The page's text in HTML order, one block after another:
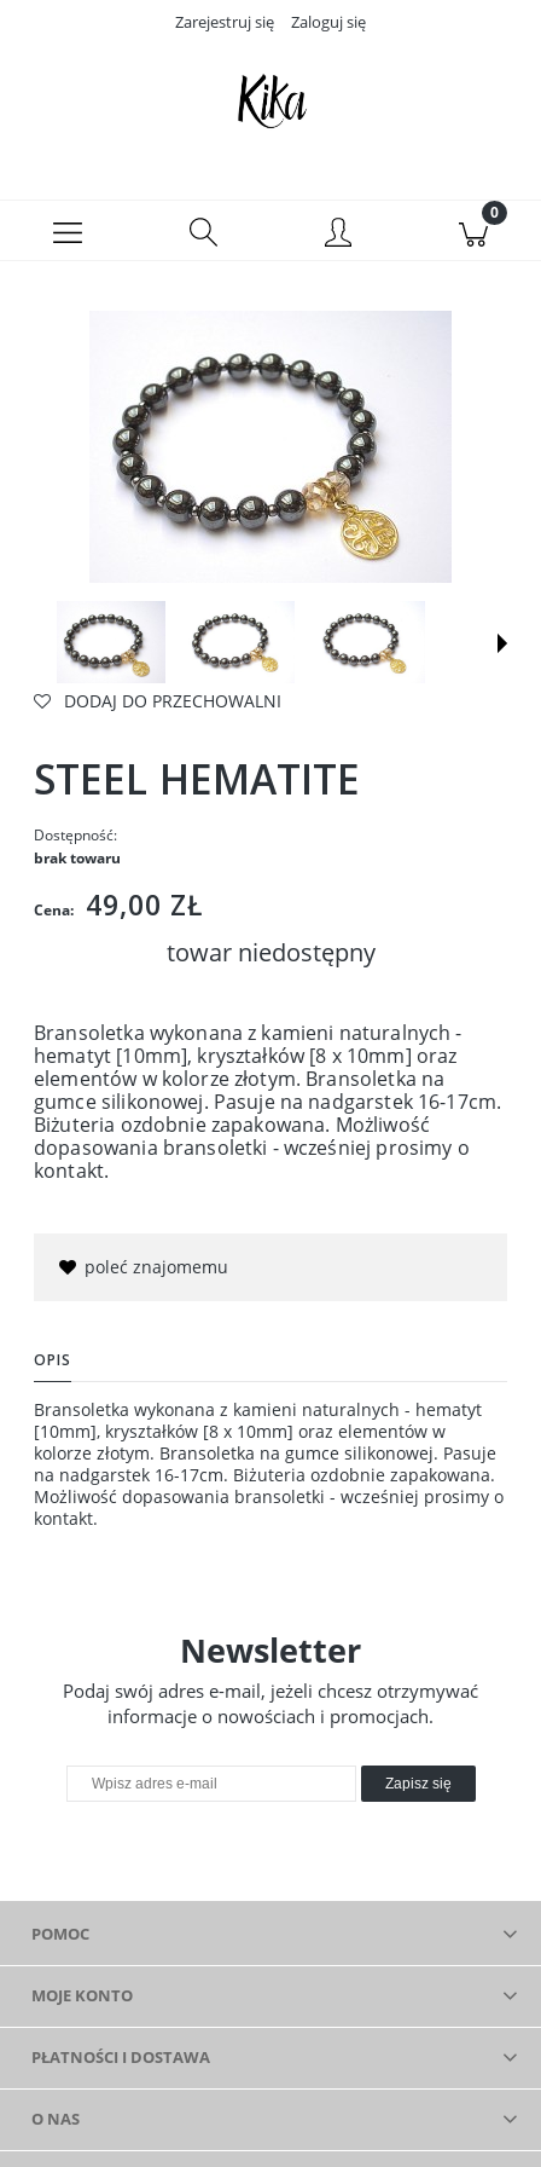
Zarejestruj się Zaloguj się
DODAJ DO PRZECHOWALNI
STEEL HEMATITE
Dostępność:
brak towaru
Cena: 49,00 ZŁ
towar niedostępny
Bransoletka wykonana z kamieni naturalnych -
hematyt [10mm], kryształków [8 x 10mm] oraz
elementów w kolorze złotym. Bransoletka na
gumce silikonowej. Pasuje na nadgarstek 16-17cm.
Biżuteria ozdobnie zapakowana. Możliwość
dopasowania bransoletki - wcześniej prosimy o
kontakt.
poleć znajomemu
OPIS
Bransoletka wykonana z kamieni naturalnych - hematyt
[10mm], kryształków [8 x 10mm] oraz elementów w
kolorze złotym. Bransoletka na gumce silikonowej. Pasuje
na nadgarstek 16-17cm. Biżuteria ozdobnie zapakowana.
Możliwość dopasowania bransoletki - wcześniej prosimy o
kontakt.
Newsletter
Podaj swój adres e-mail, jeżeli chcesz otrzymywać
informacje o nowościach i promocjach.
Zapisz się
POMOC
MOJE KONTO
PŁATNOŚCI I DOSTAWA
O NAS